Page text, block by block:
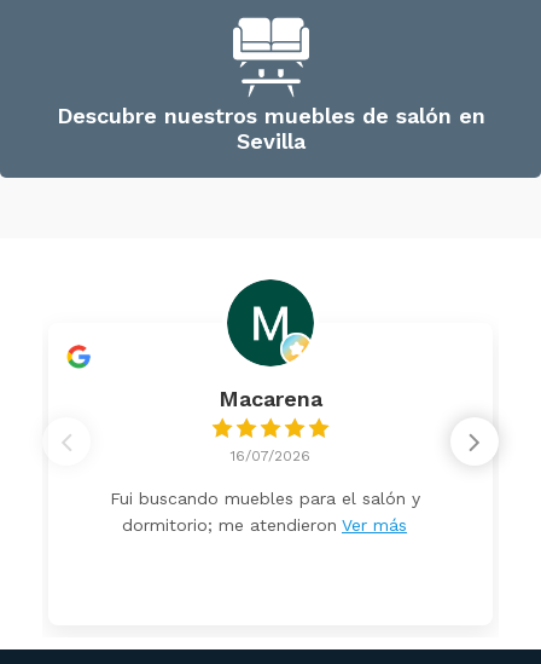
Descubre nuestros muebles de salón en
Sevilla
Macarena
16/07/2026
Fui buscando muebles para el salón y
dormitorio; me atendieron Ver más